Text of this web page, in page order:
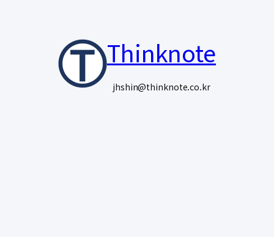
Thinknote
jhshin@thinknote.co.kr